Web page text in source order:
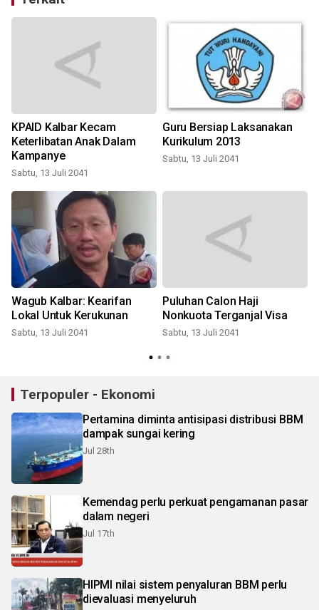
KPAID Kalbar Kecam
Keterlibatan Anak Dalam
Kampanye
Sabtu, 13 Juli 2041
Guru Bersiap Laksanakan
Kurikulum 2013
Sabtu, 13 Juli 2041
Wagub Kalbar: Kearifan
Lokal Untuk Kerukunan
Sabtu, 13 Juli 2041
Puluhan Calon Haji
Nonkuota Terganjal Visa
Sabtu, 13 Juli 2041
Terpopuler - Ekonomi
Pertamina diminta antisipasi distribusi BBM
dampak sungai kering
Jul 28th
Kemendag perlu perkuat pengamanan pasar
dalam negeri
Jul 17th
HIPMI nilai sistem penyaluran BBM perlu
dievaluasi menyeluruh